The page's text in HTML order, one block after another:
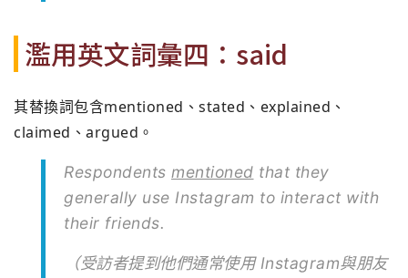
濫用英文詞彙四：said
其替換詞包含mentioned、stated、explained、
claimed、argued。
Respondents mentioned that they
generally use Instagram to interact with
their friends.
（受訪者提到他們通常使用 Instagram與朋友